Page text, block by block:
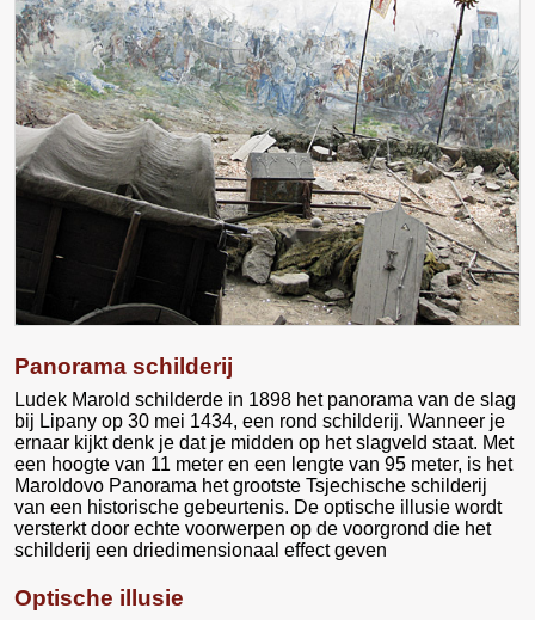
Panorama schilderij
Ludek Marold schilderde in 1898 het panorama van de slag
bij Lipany op 30 mei 1434, een rond schilderij. Wanneer je
ernaar kijkt denk je dat je midden op het slagveld staat. Met
een hoogte van 11 meter en een lengte van 95 meter, is het
Maroldovo Panorama het grootste Tsjechische schilderij
van een historische gebeurtenis. De optische illusie wordt
versterkt door echte voorwerpen op de voorgrond die het
schilderij een driedimensionaal effect geven
Optische illusie